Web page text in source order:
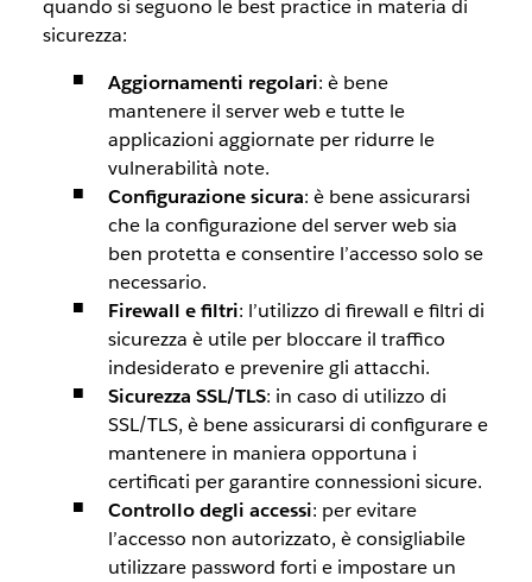
quando si seguono le best practice in materia di
sicurezza:
Aggiornamenti regolari: è bene
mantenere il server web e tutte le
applicazioni aggiornate per ridurre le
vulnerabilità note.
Configurazione sicura: è bene assicurarsi
che la configurazione del server web sia
ben protetta e consentire l’accesso solo se
necessario.
Firewall e filtri: l’utilizzo di firewall e filtri di
sicurezza è utile per bloccare il traffico
indesiderato e prevenire gli attacchi.
Sicurezza SSL/TLS: in caso di utilizzo di
SSL/TLS, è bene assicurarsi di configurare e
mantenere in maniera opportuna i
certificati per garantire connessioni sicure.
Controllo degli accessi: per evitare
l’accesso non autorizzato, è consigliabile
utilizzare password forti e impostare un